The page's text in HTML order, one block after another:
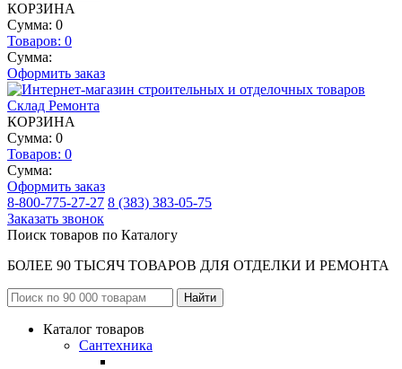
КОРЗИНА
Сумма: 0
Товаров: 0
Сумма:
Оформить заказ
КОРЗИНА
Сумма: 0
Товаров: 0
Сумма:
Оформить заказ
8-800-775-27-27 8 (383) 383-05-75
Заказать звонок
Поиск товаров по Каталогу
БОЛЕЕ 90 ТЫСЯЧ ТОВАРОВ ДЛЯ ОТДЕЛКИ И РЕМОНТА
Каталог товаров
Сантехника